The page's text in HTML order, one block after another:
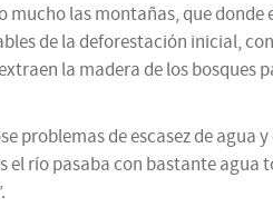
las montañas, que donde
de la deforestación inicial,
la madera de los
de escasez de
río pasaba con bastante